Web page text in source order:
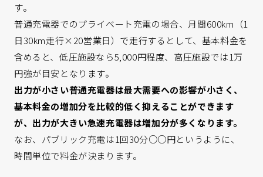
す。
普通充電器でのプライベート充電の場合、月間600km（1
日30km走行×20営業日）で走行するとして、基本料金を
含めると、低圧施設なら5,000円程度、高圧施設では1万
円強が目安となります。
出力が小さい普通充電器は最大需要への影響が小さく、
基本料金の増加分を比較的低く抑えることができます
が、出力が大きい急速充電器は増加分が多くなります。
なお、パブリック充電は1回30分○○円というように、
時間単位で料金が決まります。